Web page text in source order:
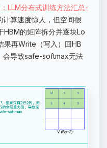
LLM分布式训练方法汇总-
计算速度惊人，但空间很
HBM的矩阵拆分并逐块Lo
果再Write（写入）回HB
会导致safe-softmax无法